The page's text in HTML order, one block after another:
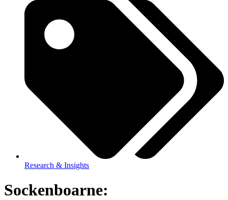
Research & Insights
Sockenboarne: